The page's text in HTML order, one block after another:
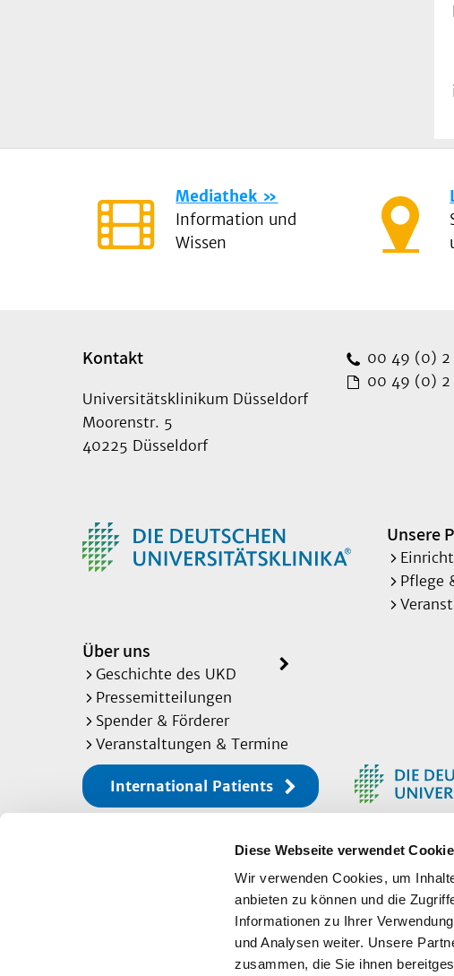
Diese Webseite verwendet
Wir verwenden Cookies, um
anbieten zu können und die
Informationen zu Ihrer
und Analysen weiter. Unsere
zusammen, die Sie ihnen
Mediathek
Information und
Wissen
Kontakt
Universitätsklinikum Düsseldorf
Moorenstr. 5
40225 Düsseldorf
00 49 (0) 2
00 49 (0) 2
Unsere
Pflege
Über uns
Geschichte des UKD
Pressemitteilungen
Spender & Förderer
Veranstaltungen & Termine
International Patients